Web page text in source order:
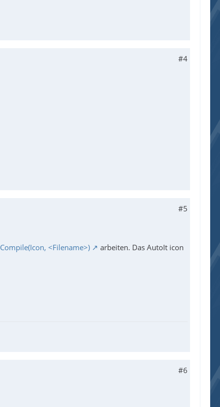
#4
#5
<Filename>) arbeiten. Das AutoIt icon
#6